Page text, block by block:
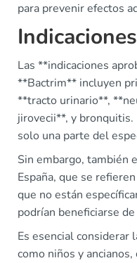
para prevenir efectos
Las **indicaciones
**Bactrim** incluyen
**tracto urinario**,
jirovecii**, y
solo una parte del
Sin embargo, también
España, que se
que no están
podrían beneficiarse
Es esencial considerar
como niños y